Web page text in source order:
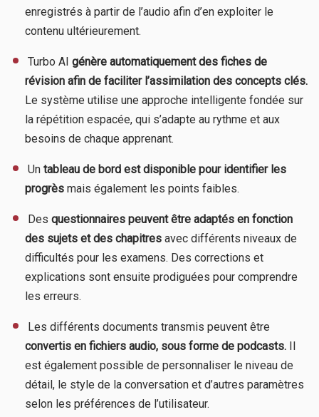
enregistrés à partir de l’audio afin d’en exploiter le
contenu ultérieurement.
​ Turbo AI génère automatiquement des fiches de
révision afin de faciliter l’assimilation des concepts clés.
Le système utilise une approche intelligente fondée sur
la répétition espacée, qui s’adapte au rythme et aux
besoins de chaque apprenant.
​ Un tableau de bord est disponible pour identifier les
progrès mais également les points faibles.
​ Des questionnaires peuvent être adaptés en fonction
des sujets et des chapitres avec différents niveaux de
difficultés pour les examens. Des corrections et
explications sont ensuite prodiguées pour comprendre
les erreurs.
​ Les différents documents transmis peuvent être
convertis en fichiers audio, sous forme de podcasts. Il
est également possible de personnaliser le niveau de
détail, le style de la conversation et d’autres paramètres
selon les préférences de l’utilisateur.